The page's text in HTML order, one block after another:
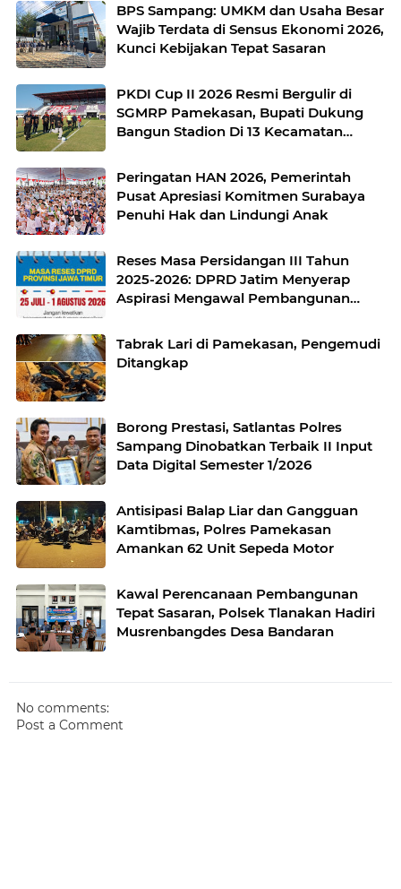
BPS Sampang: UMKM dan Usaha Besar
Wajib Terdata di Sensus Ekonomi 2026,
Kunci Kebijakan Tepat Sasaran
PKDI Cup II 2026 Resmi Bergulir di
SGMRP Pamekasan, Bupati Dukung
Bangun Stadion Di 13 Kecamatan
Peringatan HAN 2026, Pemerintah
Pusat Apresiasi Komitmen Surabaya
Penuhi Hak dan Lindungi Anak
Reses Masa Persidangan III Tahun
2025-2026: DPRD Jatim Menyerap
Aspirasi Mengawal Pembangunan
Tabrak Lari di Pamekasan, Pengemudi
Ditangkap
Borong Prestasi, Satlantas Polres
Sampang Dinobatkan Terbaik II Input
Data Digital Semester 1/2026
Antisipasi Balap Liar dan Gangguan
Kamtibmas, Polres Pamekasan
Amankan 62 Unit Sepeda Motor
Kawal Perencanaan Pembangunan
Tepat Sasaran, Polsek Tlanakan Hadiri
Musrenbangdes Desa Bandaran
No comments:
Post a Comment